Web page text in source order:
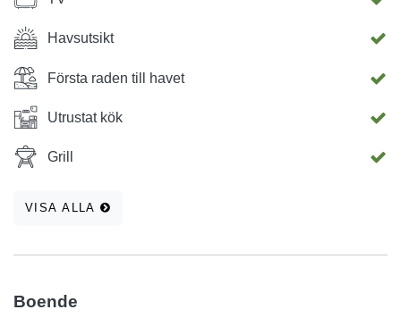
Havsutsikt
Första raden till havet
Utrustat kök
Grill
VISA ALLA
Boende